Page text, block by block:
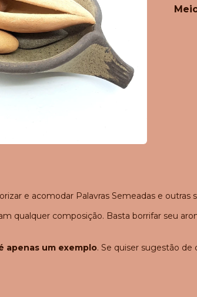
e acomodar Palavras Semeadas e
qualquer composição. Basta borrifar seu
apenas um exemplo. Se quiser sugestão de